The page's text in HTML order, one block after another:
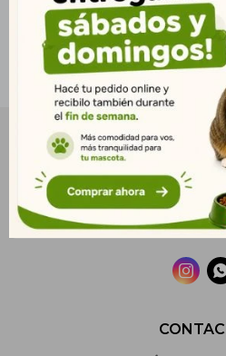
¡Suscribite y recibí todas
